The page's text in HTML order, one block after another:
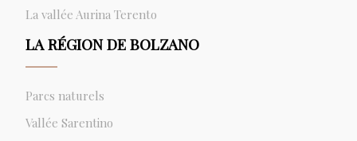
La vallée Aurina Terento
LA RÉGION DE BOLZANO
Parcs naturels
Vallée Sarentino